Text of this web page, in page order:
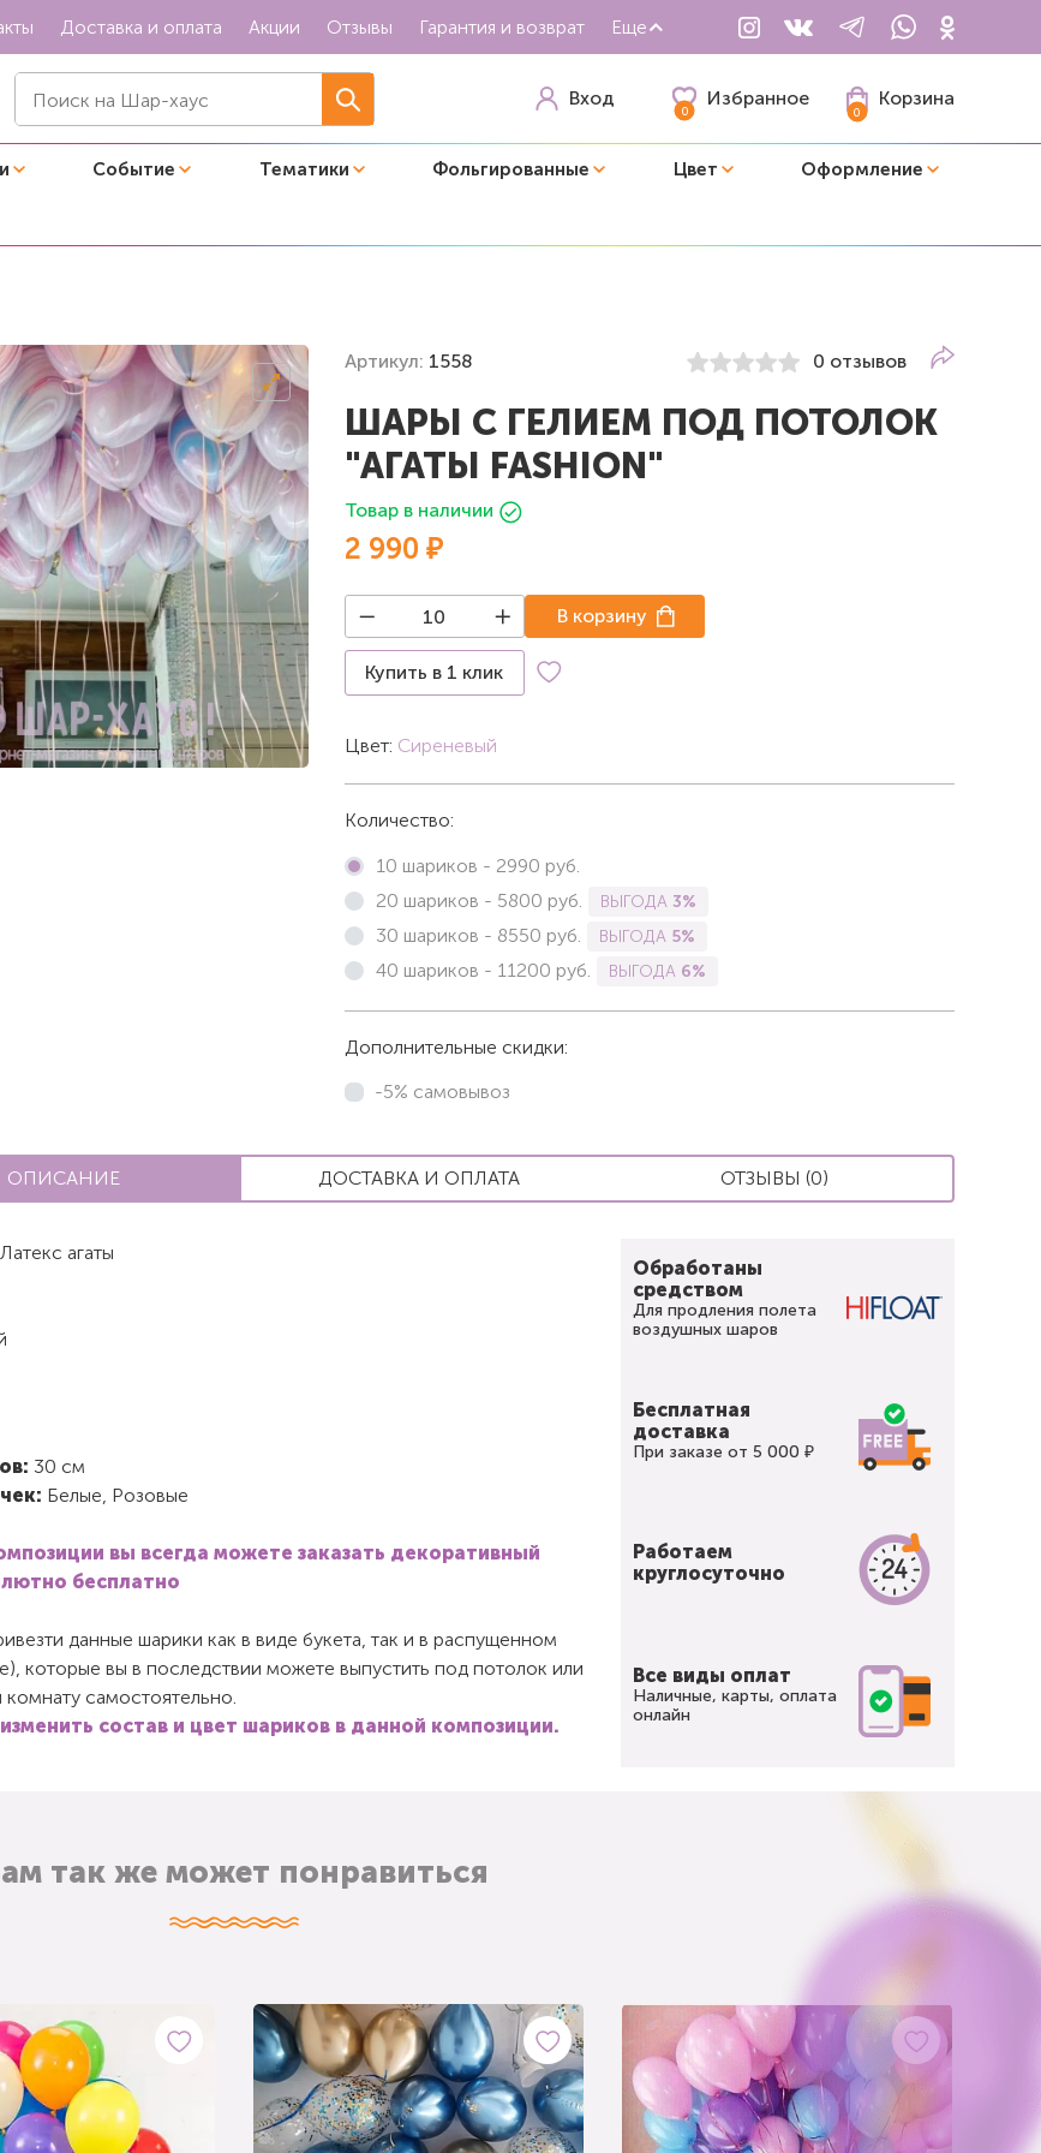
Доставка и оплата Акции Отзывы Гарантия и возврат Еще
Вход
0
Избранное
0
Корзина
Событие Тематики Фольгированные Цвет Оформление
Артикул: 1558 0 отзывов
ШАРЫ С ГЕЛИЕМ ПОД ПОТОЛОК
"АГАТЫ FASHION"
Товар в наличии
2 990 ₽
Купить в 1 клик
В корзину
Цвет: Сиреневый
Количество:
10 шариков - 2990 руб.
20 шариков - 5800 руб. ВЫГОДА 3%
30 шариков - 8550 руб. ВЫГОДА 5%
40 шариков - 11200 руб. ВЫГОДА 6%
Дополнительные скидки:
-5% самовывоз
ОПИСАНИЕ ДОСТАВКА И ОПЛАТА ОТЗЫВЫ (0)
Латекс агаты
30 см
Белые, Розовые
вы всегда можете заказать декоративный
бесплатно
данные шарики как в виде букета, так и в распущенном
которые вы в последствии можете выпустить под потолок или
комнату самостоятельно.
состав и цвет шариков в данной композиции.
Обработаны
средством
Для продления полета
воздушных шаров
Бесплатная
доставка
При заказе от 5 000 ₽
Работаем
круглосуточно
Все виды оплат
Наличные, карты, оплата
онлайн
так же может понравиться